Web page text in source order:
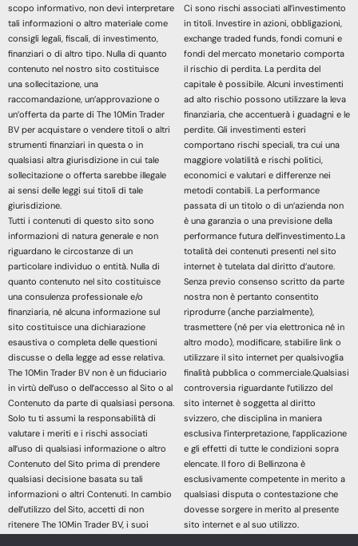
scopo informativo, non devi interpretare
tali informazioni o altro materiale come
consigli legali, fiscali, di investimento,
finanziari o di altro tipo. Nulla di quanto
contenuto nel nostro sito costituisce
una sollecitazione, una
raccomandazione, un’approvazione o
un’offerta da parte di The 10Min Trader
BV per acquistare o vendere titoli o altri
strumenti finanziari in questa o in
qualsiasi altra giurisdizione in cui tale
sollecitazione o offerta sarebbe illegale
ai sensi delle leggi sui titoli di tale
giurisdizione.
Tutti i contenuti di questo sito sono
informazioni di natura generale e non
riguardano le circostanze di un
particolare individuo o entità. Nulla di
quanto contenuto nel sito costituisce
una consulenza professionale e/o
finanziaria, né alcuna informazione sul
sito costituisce una dichiarazione
esaustiva o completa delle questioni
discusse o della legge ad esse relativa.
The 10Min Trader BV non è un fiduciario
in virtù dell’uso o dell’accesso al Sito o al
Contenuto da parte di qualsiasi persona.
Solo tu ti assumi la responsabilità di
valutare i meriti e i rischi associati
all’uso di qualsiasi informazione o altro
Contenuto del Sito prima di prendere
qualsiasi decisione basata su tali
informazioni o altri Contenuti. In cambio
dell’utilizzo del Sito, accetti di non
ritenere The 10Min Trader BV, i suoi
Ci sono rischi associati all’investimento
in titoli. Investire in azioni, obbligazioni,
exchange traded funds, fondi comuni e
fondi del mercato monetario comporta
il rischio di perdita. La perdita del
capitale è possibile. Alcuni investimenti
ad alto rischio possono utilizzare la leva
finanziaria, che accentuerà i guadagni e le
perdite. Gli investimenti esteri
comportano rischi speciali, tra cui una
maggiore volatilità e rischi politici,
economici e valutari e differenze nei
metodi contabili. La performance
passata di un titolo o di un’azienda non
è una garanzia o una previsione della
performance futura dell’investimento.La
totalità dei contenuti presenti nel sito
internet è tutelata dal diritto d’autore.
Senza previo consenso scritto da parte
nostra non è pertanto consentito
riprodurre (anche parzialmente),
trasmettere (né per via elettronica né in
altro modo), modificare, stabilire link o
utilizzare il sito internet per qualsivoglia
finalità pubblica o commerciale.Qualsiasi
controversia riguardante l’utilizzo del
sito internet è soggetta al diritto
svizzero, che disciplina in maniera
esclusiva l’interpretazione, l’applicazione
e gli effetti di tutte le condizioni sopra
elencate. Il foro di Bellinzona è
esclusivamente competente in merito a
qualsiasi disputa o contestazione che
dovesse sorgere in merito al presente
sito internet e al suo utilizzo.